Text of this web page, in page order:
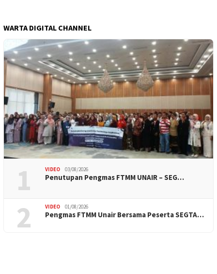
WARTA DIGITAL CHANNEL
1 VIDEO 03/08/2026
Penutupan Pengmas FTMM UNAIR – SEG…
2 VIDEO 01/08/2026
Pengmas FTMM Unair Bersama Peserta SEGTA…